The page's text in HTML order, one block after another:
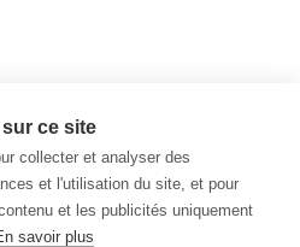
ce site
collecter et analyser des
et l'utilisation du site, et pour
et les publicités uniquement
savoir plus